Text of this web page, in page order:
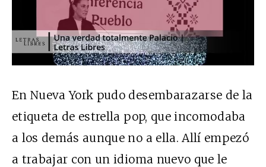
En Nueva York pudo desembarazarse de la
etiqueta de estrella pop, que incomodaba
a los demás aunque no a ella. Allí empezó
a trabajar con un idioma nuevo que le